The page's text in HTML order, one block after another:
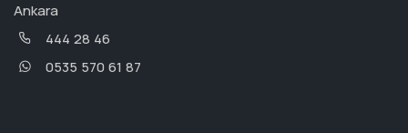
Ankara
444 28 46
0535 570 61 87